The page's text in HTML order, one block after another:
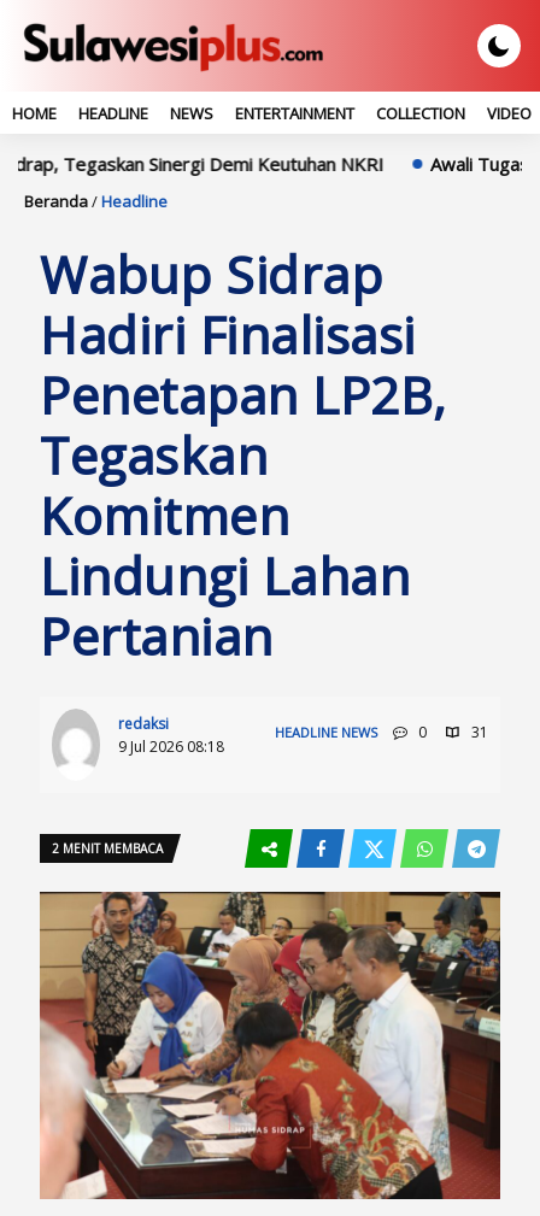
HOME HEADLINE NEWS ENTERTAINMENT COLLECTION VIDEO
Sinergi Demi Keutuhan NKRI Awali Tugas Di
Beranda/Headline
Wabup Sidrap
Hadiri Finalisasi
Penetapan LP2B,
Tegaskan
Komitmen
Lindungi Lahan
Pertanian
redaksi
9 Jul 2026 08:18
HEADLINE NEWS 0 31
2 MENIT MEMBACA